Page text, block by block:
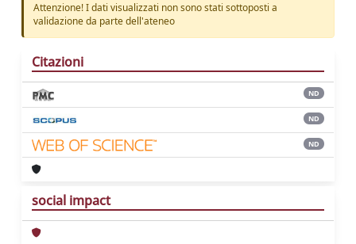
Attenzione! I dati visualizzati non sono stati sottoposti a
validazione da parte dell'ateneo
Citazioni
ND
ND
ND
social impact